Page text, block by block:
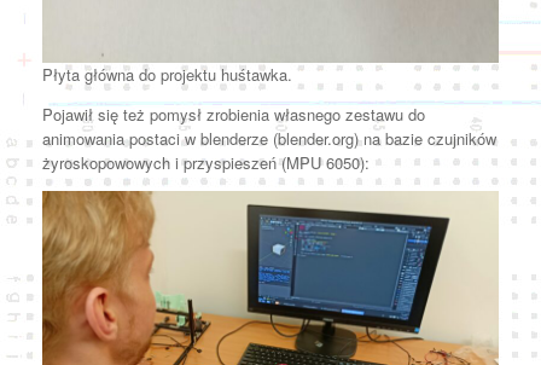
Płyta główna do projektu huśtawka.
Pojawił się też pomysł zrobienia własnego zestawu do
animowania postaci w blenderze (blender.org) na bazie czujników
żyroskopowowych i przyspieszeń (MPU 6050):